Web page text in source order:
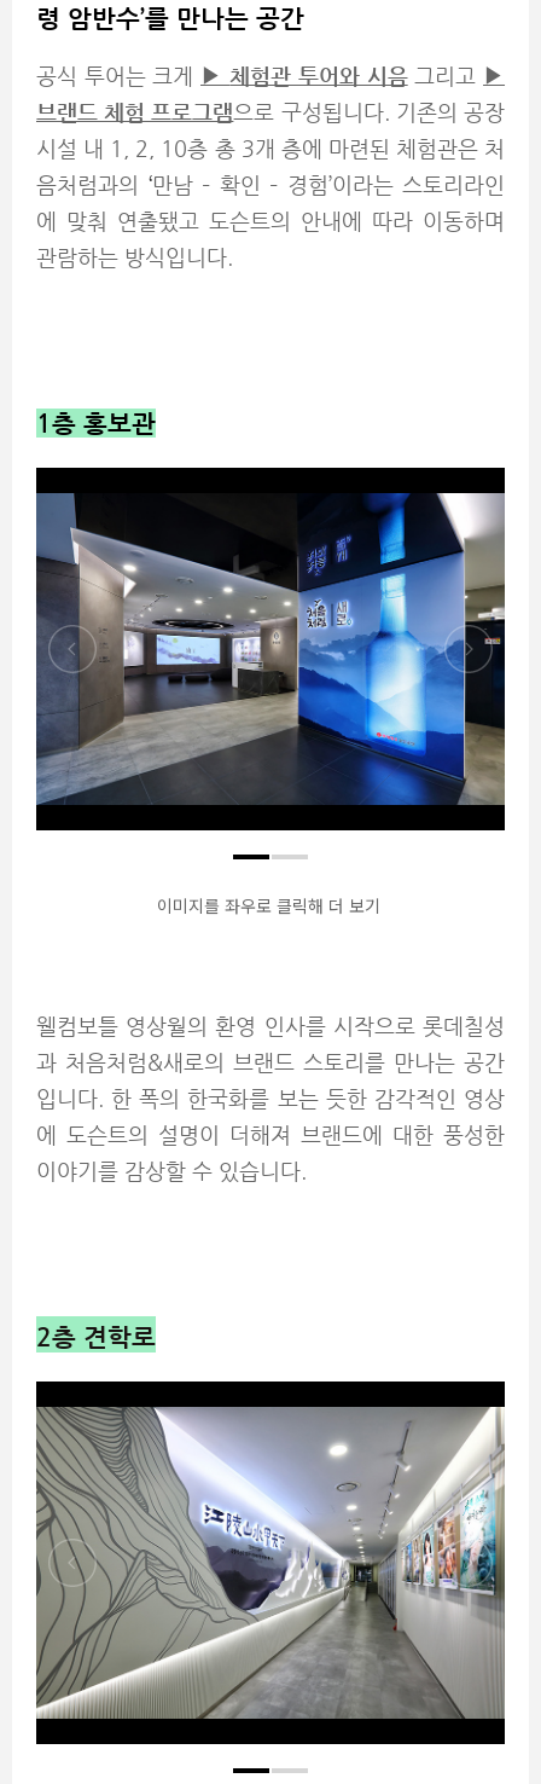
령 암반수’를 만나는 공간
공식 투어는 크게 ▶체험관 투어와 시음그리고 ▶
브랜드 체험 프로그램으로 구성됩니다. 기존의 공장
시설 내 1, 2, 10층 총 3개 층에 마련된 체험관은 처
음처럼과의 ‘만남 – 확인 – 경험’이라는 스토리라인
에 맞춰 연출됐고 도슨트의 안내에 따라 이동하며
관람하는 방식입니다.
1 층 홍보관
이미지를 좌우로 클릭해 더 보기
웰컴보틀 영상월의 환영 인사를 시작으로 롯데칠성
과 처음처럼&새로의 브랜드 스토리를 만나는 공간
입니다. 한 폭의 한국화를 보는 듯한 감각적인 영상
에 도슨트의 설명이 더해져 브랜드에 대한 풍성한
이야기를 감상할 수 있습니다.
2층 견학로